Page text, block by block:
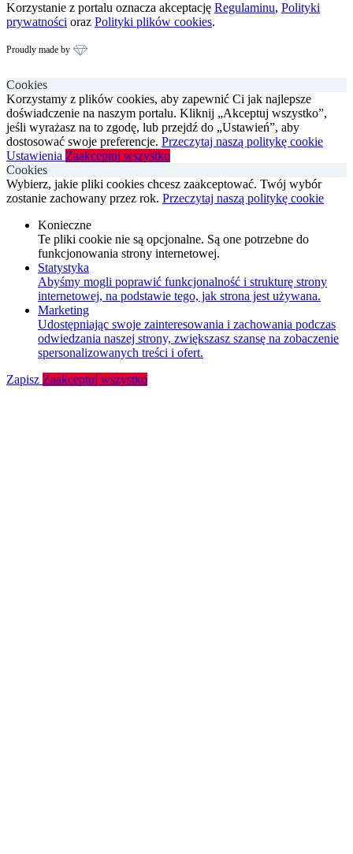
Korzystanie z portalu oznacza akceptację Regulaminu, Polityki
prywatności oraz Polityki plików cookies.
Proudly made by
Cookies
Korzystamy z plików cookies, aby zapewnić Ci jak najlepsze
doświadczenie na naszym portalu. Kliknij „Akceptuj wszystko”,
jeśli wyrażasz na to zgodę, lub przejdź do „Ustawień”, aby
dostosować swoje preferencje. Przeczytaj naszą politykę cookie
Ustawienia Zaakceptuj wszystko
Cookies
Wybierz, jakie pliki cookies chcesz zaakceptować. Twój wybór
zostanie zachowany przez rok. Przeczytaj naszą politykę cookie
Konieczne
Te pliki cookie nie są opcjonalne. Są one potrzebne do
funkcjonowania strony internetowej.
Statystyka
Abyśmy mogli poprawić funkcjonalność i strukturę strony
internetowej, na podstawie tego, jak strona jest używana.
Marketing
Udostępniając swoje zainteresowania i zachowania podczas
odwiedzania naszej strony, zwiększasz szansę na zobaczenie
spersonalizowanych treści i ofert.
Zapisz Zaakceptuj wszystko